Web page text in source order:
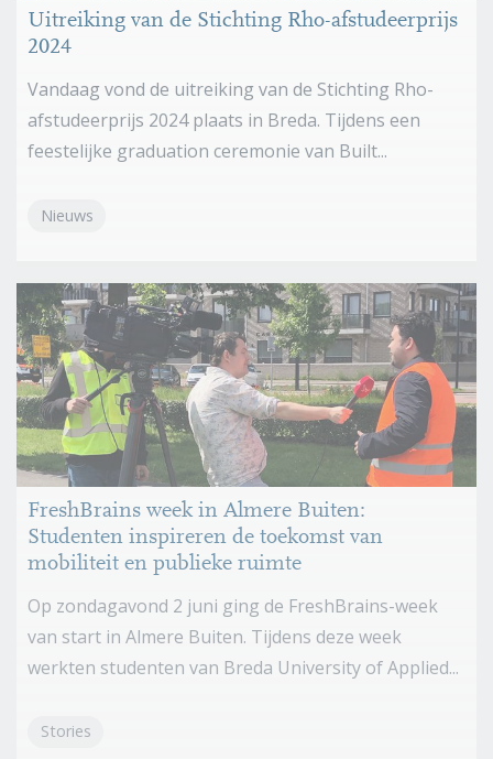
Uitreiking van de Stichting Rho-afstudeerprijs
2024
Vandaag vond de uitreiking van de Stichting Rho-
afstudeerprijs 2024 plaats in Breda. Tijdens een
feestelijke graduation ceremonie van Built...
Nieuws
FreshBrains week in Almere Buiten:
Studenten inspireren de toekomst van
mobiliteit en publieke ruimte
Op zondagavond 2 juni ging de FreshBrains-week
van start in Almere Buiten. Tijdens deze week
werkten studenten van Breda University of Applied...
Stories